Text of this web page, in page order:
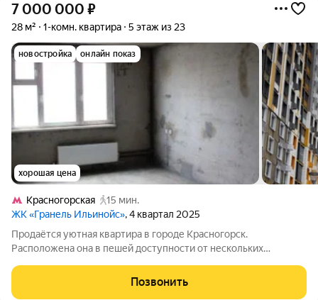
7 000 000 ₽
28 м² 1-комн. квартира 5 этаж из 23
новостройка онлайн показ
хорошая цена
Красногорская
15 мин.
ЖК «Гранель Ильинойс», 4 квартал 2025
Продаётся уютная квартира в городе Красногорск.
Расположена она в пешей доступности от нескольких
добраться за приятные 15 минут пешком; до Павшино около
получаса спокойной прогулки; а до
Позвонить